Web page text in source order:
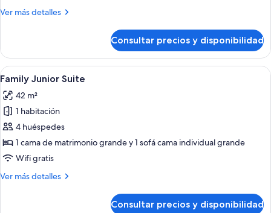
Ver más detalles
Más
básica
doble
Consultar precios y disponibilidad
Abrir
todas
las
fotos
de
Family
Junior
Habitación de hotel con cama,
6
Family Junior Suite
42 m²
1 habitación
4 huéspedes
1 cama de matrimonio grande y 1 sofá cama individual grande
Wifi gratis
Ver más detalles
Más
Consultar precios y disponibilidad